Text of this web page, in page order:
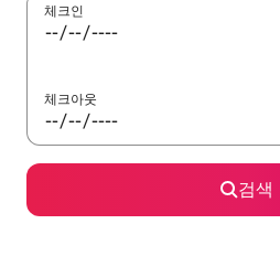
체크인
체크아웃
검색